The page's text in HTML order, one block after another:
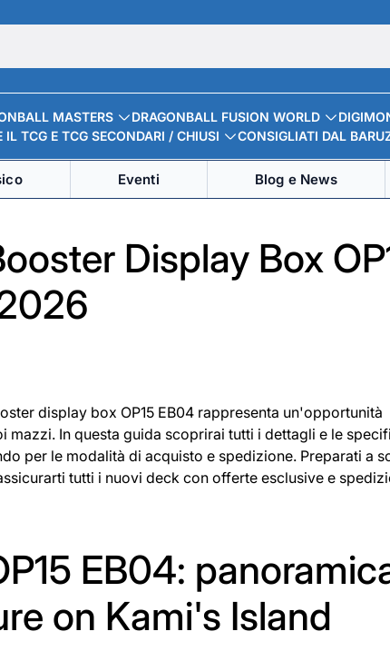
MASTERS DRAGONBALL FUSION WORLD
IL TCG E TCG SECONDARI / CHIUSI
CONSIGLIATI DAL
Eventi Blog e News
Display Box
display box OP15 EB04 rappresenta un'opportunità
In questa guida scoprirai tutti i dettagli e le
per le modalità di acquisto e spedizione. Preparati a
tutti i nuovi deck con offerte esclusive e
EB04:
on Kami's Island